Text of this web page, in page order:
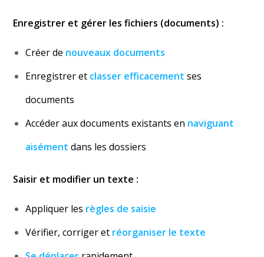
Enregistrer et gérer les fichiers (documents) :
Créer de nouveaux documents
Enregistrer et classer efficacement ses
documents
Accéder aux documents existants en naviguant
aisément dans les dossiers
Saisir et modifier un texte :
Appliquer les règles de saisie
Vérifier, corriger et réorganiser le texte